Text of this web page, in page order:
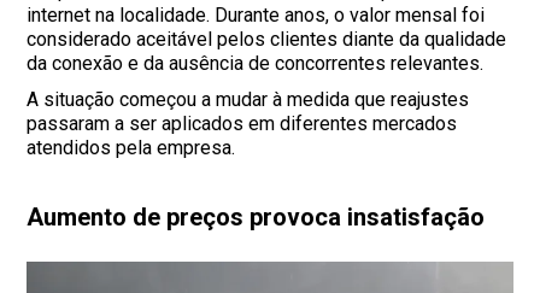
internet na localidade. Durante anos, o valor mensal foi
considerado aceitável pelos clientes diante da qualidade
da conexão e da ausência de concorrentes relevantes.
A situação começou a mudar à medida que reajustes
passaram a ser aplicados em diferentes mercados
atendidos pela empresa.
Aumento de preços provoca insatisfação